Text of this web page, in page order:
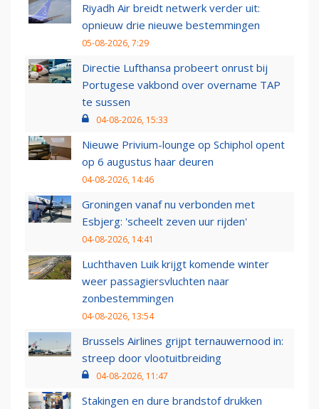
Riyadh Air breidt netwerk verder uit:
opnieuw drie nieuwe bestemmingen
05-08-2026, 7:29
Directie Lufthansa probeert onrust bij
Portugese vakbond over overname TAP
te sussen
04-08-2026, 15:33
Nieuwe Privium-lounge op Schiphol opent
op 6 augustus haar deuren
04-08-2026, 14:46
Groningen vanaf nu verbonden met
Esbjerg: 'scheelt zeven uur rijden'
04-08-2026, 14:41
Luchthaven Luik krijgt komende winter
weer passagiersvluchten naar
zonbestemmingen
04-08-2026, 13:54
Brussels Airlines grijpt ternauwernood in:
streep door vlootuitbreiding
04-08-2026, 11:47
Stakingen en dure brandstof drukken